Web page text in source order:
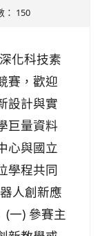
： 150
化科技素
賽，歡迎
設計與實
巨量資料
心與國立
學程共同
人創新應
(一) 參賽主